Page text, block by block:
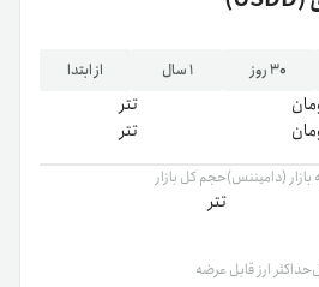
۳۰ روز ۱ سال از ابتدا
تتر
تتر
(دامیننس)حجم کل بازار
تتر
حداکثر ارز قابل عرضه